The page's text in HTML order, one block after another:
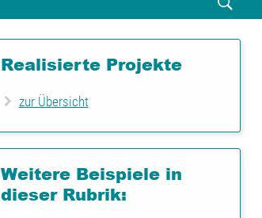
Realisierte Projekte
zur Übersicht
Weitere Beispiele in
dieser Rubrik: